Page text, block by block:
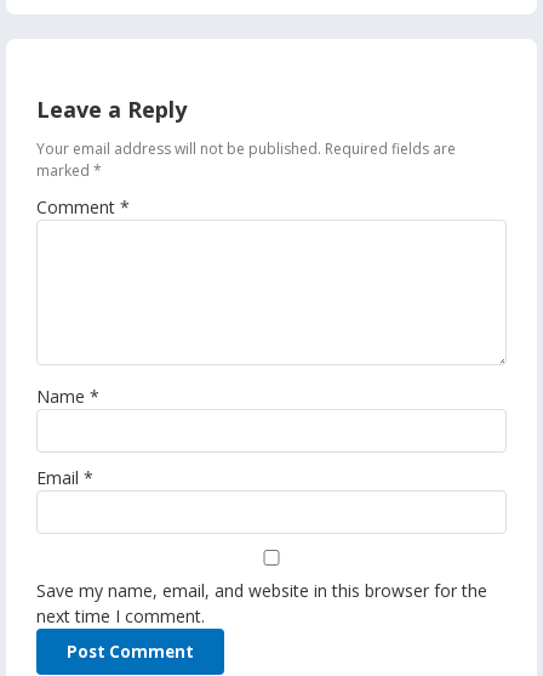
Leave a Reply
Your email address will not be published. Required fields are
marked *
Comment *
Name *
Email *
Save my name, email, and website in this browser for the
next time I comment.